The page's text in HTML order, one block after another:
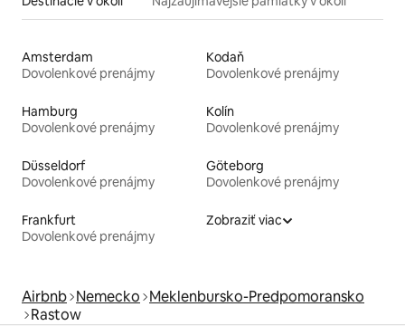
Amsterdam
Dovolenkové prenájmy
Kodaň
Dovolenkové prenájmy
Hamburg
Dovolenkové prenájmy
Kolín
Dovolenkové prenájmy
Düsseldorf
Dovolenkové prenájmy
Göteborg
Dovolenkové prenájmy
Frankfurt
Dovolenkové prenájmy
Zobraziť viac
Airbnb Nemecko Meklenbursko-Predpomoransko
Rastow